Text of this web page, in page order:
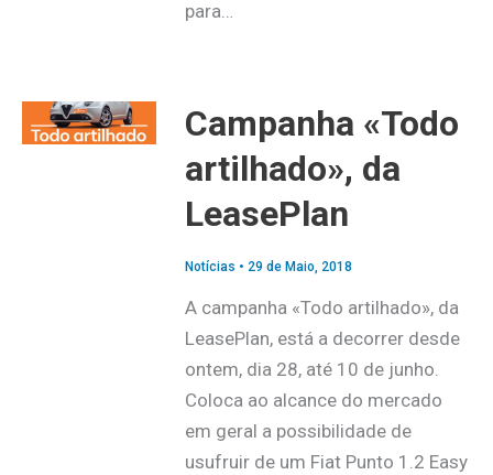
para…
Campanha «Todo
artilhado», da
LeasePlan
Notícias • 29 de Maio, 2018
A campanha «Todo artilhado», da
LeasePlan, está a decorrer desde
ontem, dia 28, até 10 de junho.
Coloca ao alcance do mercado
em geral a possibilidade de
usufruir de um Fiat Punto 1.2 Easy